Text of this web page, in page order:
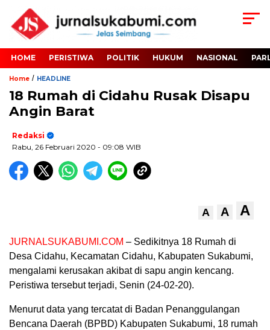
HOME PERISTIWA POLITIK HUKUM NASIONAL
Home / HEADLINE
18 Rumah di Cidahu Rusak Disapu
Angin Barat
Redaksi
Rabu, 26 Februari 2020 - 09:08 WIB
A A A
JURNALSUKABUMI.COM – Sedikitnya 18 Rumah di
Desa Cidahu, Kecamatan Cidahu, Kabupaten Sukabumi,
mengalami kerusakan akibat di sapu angin kencang.
Peristiwa tersebut terjadi, Senin (24-02-20).
Menurut data yang tercatat di Badan Penanggulangan
Bencana Daerah (BPBD) Kabupaten Sukabumi, 18 rumah